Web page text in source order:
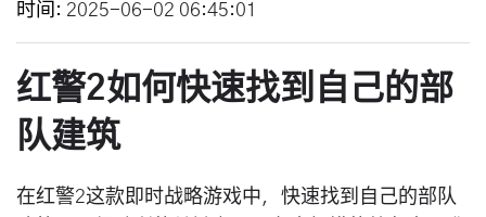
时间 2025-06-02 06:45:01
红警2如何快速找到自己的部
队建筑
在红警2这款即时战略游戏中，快速找到自己的部队